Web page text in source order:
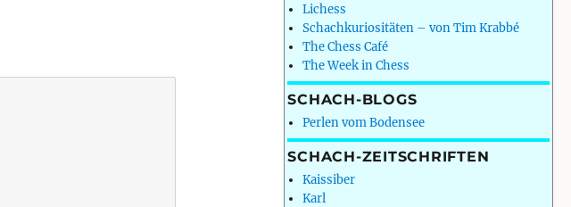
Lichess
Schachkuriositäten – von Tim Krabbé
The Chess Café
The Week in Chess
SCHACH-BLOGS
Perlen vom Bodensee
SCHACH-ZEITSCHRIFTEN
Kaissiber
Karl